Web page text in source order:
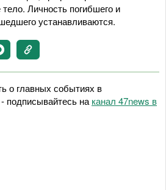
Личность погибшего и
устанавливаются.
о главных событиях в
подписывайтесь на канал 47news в